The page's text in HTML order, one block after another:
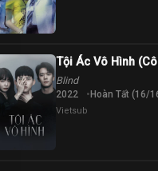
Tội Ác Vô Hình
Blind
2022 Hoàn Tất (16/
Vietsub